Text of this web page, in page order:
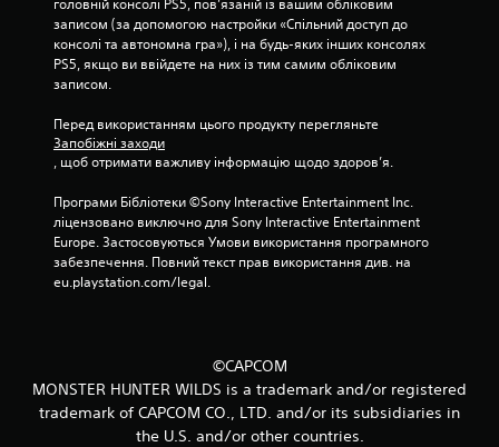
о
о
ц
о
записом (за допомогою настройки «Спільний доступ до
консолі та автономна гра»), і на будь-яких інших консолях
PS5, якщо ви ввійдете на них із тим самим обліковим
записом.
Перед використанням цього продукту перегляньте
Запобіжні заходи
, щоб отримати важливу інформацію щодо здоров’я.
Програми Бібліотеки ©Sony Interactive Entertainment Inc.
ліцензовано виключно для Sony Interactive Entertainment
Europe. Застосовуються Умови використання програмного
забезпечення. Повний текст прав використання див. на
eu.playstation.com/legal.
©CAPCOM
MONSTER HUNTER WILDS is a trademark and/or registered
trademark of CAPCOM CO., LTD. and/or its subsidiaries in
the U.S. and/or other countries.